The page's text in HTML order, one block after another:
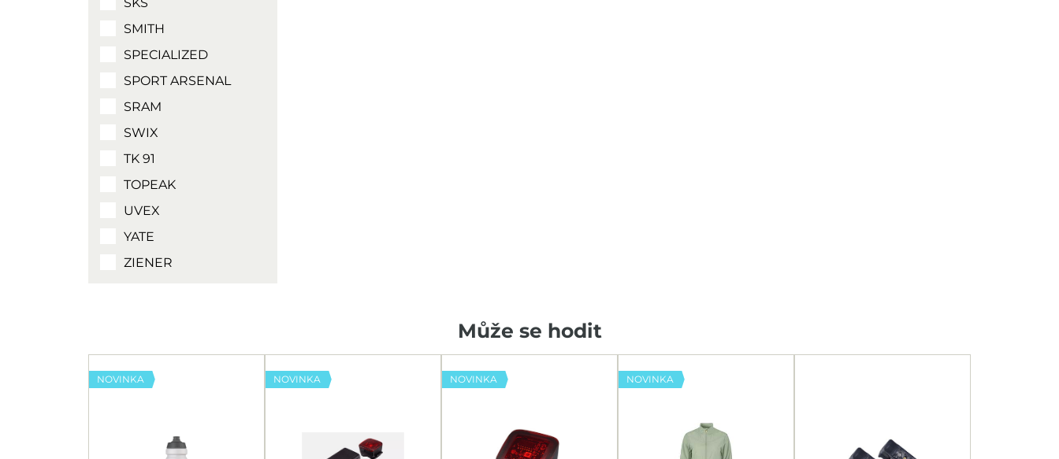
SMITH
SPECIALIZED
SPORT ARSENAL
SRAM
SWIX
TK 91
TOPEAK
UVEX
YATE
ZIENER
Může se hodit
NOVINKA NOVINKA NOVINKA NOVINKA